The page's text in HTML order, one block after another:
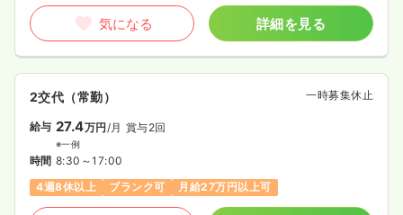
気になる 詳細を見る
2交代（常勤） 一時募集休止
給与 27.4万円/月 賞与2回
※一例
時間 8:30～17:00
4週8休以上
ブランク可 月給27万円以上可